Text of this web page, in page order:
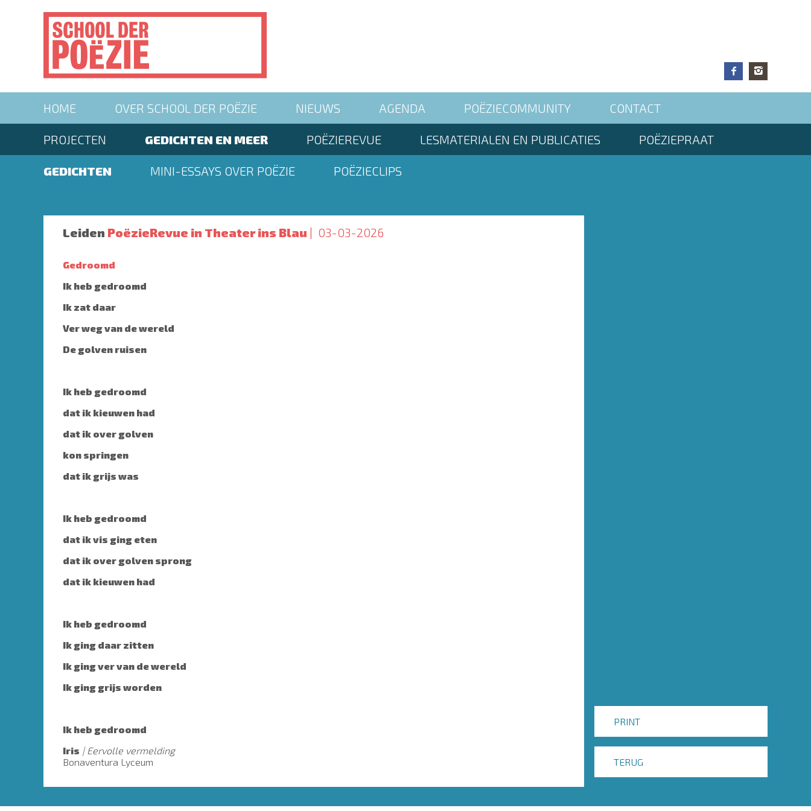
navigationHOME OVER SCHOOL DER POËZIE NIEUWS AGENDA POËZIECOMMUNITY CONTACT
PROJECTEN GEDICHTEN EN MEER POËZIEREVUE LESMATERIALEN EN PUBLICATIES POËZIEPRAAT
GEDICHTEN MINI-ESSAYS OVER POËZIE POËZIECLIPS
Leiden PoëzieRevue in Theater ins Blau 03-03-2026
Gedroomd
Ik heb gedroomd
Ik zat daar
Ver weg van de wereld
De golven ruisen
Ik heb gedroomd
dat ik kieuwen had
dat ik over golven
kon springen
dat ik grijs was
Ik heb gedroomd
dat ik vis ging eten
dat ik over golven sprong
dat ik kieuwen had
Ik heb gedroomd
Ik ging daar zitten
Ik ging ver van de wereld
Ik ging grijs worden
Ik heb gedroomd
Iris
Eervolle vermelding
Bonaventura Lyceum
PRINT
TERUG